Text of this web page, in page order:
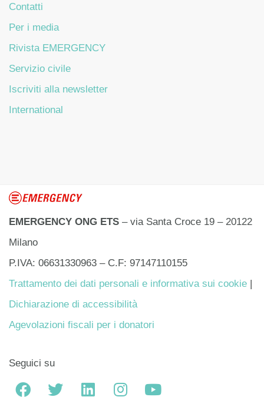
Contatti
Per i media
Rivista EMERGENCY
Servizio civile
Iscriviti alla newsletter
International
EMERGENCY ONG ETS – via Santa Croce 19 – 20122
Milano
P.IVA: 06631330963 – C.F: 97147110155
Trattamento dei dati personali e informativa sui cookie
Dichiarazione di accessibilità
Agevolazioni fiscali per i donatori
Seguici su